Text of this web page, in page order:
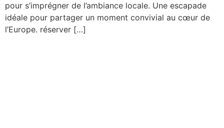
pour s’imprégner de l’ambiance locale. Une escapade
idéale pour partager un moment convivial au cœur de
l’Europe. réserver […]